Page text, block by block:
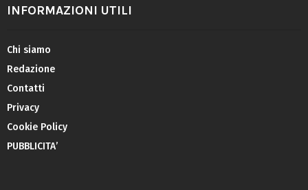
INFORMAZIONI UTILI
Chi siamo
Redazione
Contatti
Privacy
Cookie Policy
PUBBLICITA’